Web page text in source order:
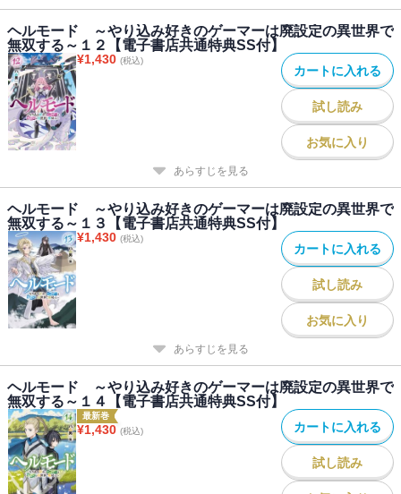
ヘルモード ～やり込み好きのゲーマーは廃設定の異世界で
無双する～１２【電子書店共通特典SS付】
¥1,430 (税込)
カートに入れる
試し読み
お気に入り
あらすじを見る
ヘルモード ～やり込み好きのゲーマーは廃設定の異世界で
無双する～１３【電子書店共通特典SS付】
¥1,430 (税込)
カートに入れる
試し読み
お気に入り
あらすじを見る
ヘルモード ～やり込み好きのゲーマーは廃設定の異世界で
無双する～１４【電子書店共通特典SS付】
最新巻
¥1,430 (税込) カートに入れる
試し読み